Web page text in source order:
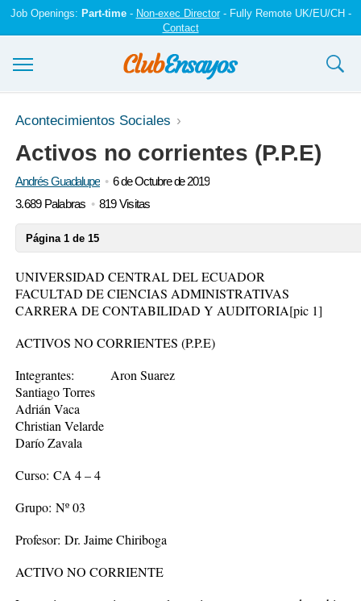
Job Openings: Part-time- Non-exec Director- Fully Remote UK/EU/CH -
Contact
Ensayos y trabajos
Registrarse
Iniciar sesión
Acontecimientos Sociales
Activos no corrientes (P.P.E)
Andrés Guadalupe
6 de Octubre de 2019
3.689 Palabras
819 Visitas
Página 1 de 15
UNIVERSIDAD CENTRAL DEL ECUADOR
FACULTAD DE CIENCIAS ADMINISTRATIVAS
CARRERA DE CONTABILIDAD Y AUDITORIA[pic 1]
ACTIVOS NO CORRIENTES (P.P.E)
Integrantes: Aron Suarez
Santiago Torres
Adrián Vaca
Christian Velarde
Darío Zavala
Curso: CA 4 – 4
Grupo: Nº 03
Profesor: Dr. Jaime Chiriboga
ACTIVO NO CORRIENTE